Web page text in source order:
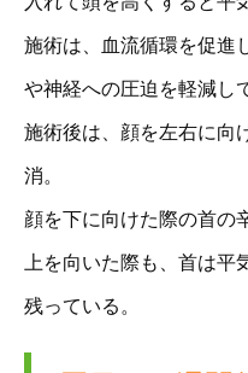
施術は、血流循環を促進
や神経への圧迫を軽減し
施術後は、顔を左右に向
消。
顔を下に向けた際の首の
上を向いた際も、首は
残っている。